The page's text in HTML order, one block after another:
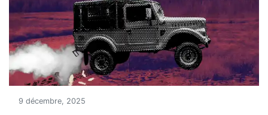
9 décembre, 2025